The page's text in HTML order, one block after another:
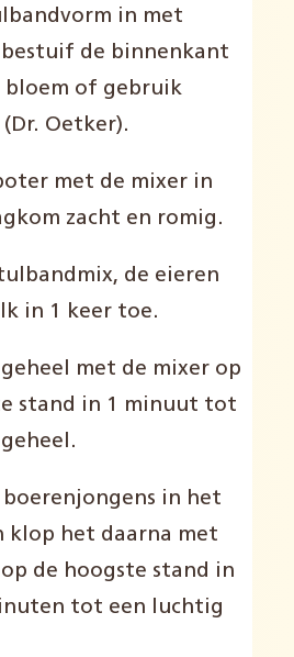
in met
de binnenkant
of gebruik
Oetker).
met de mixer in
zacht en romig.
de eieren
in 1 keer toe.
met de mixer op
stand in 1 minuut tot
boerenjongens in het
klop het daarna met
de hoogste stand in
tot een luchtig